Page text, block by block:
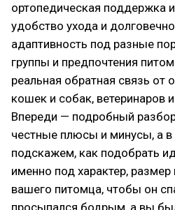
ортопедическая поддержка
удобство ухода и
адаптивность под разные
группы и предпочтения
реальная обратная связь от
кошек и собак, ветеринаров
Впереди — подробный
честные плюсы и минусы, а
подскажем, как подобрать
именно под характер, размер
вашего питомца, чтобы он
просыпался бодрым, а вы